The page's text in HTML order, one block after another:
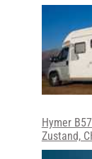
Hymer
Zustand,